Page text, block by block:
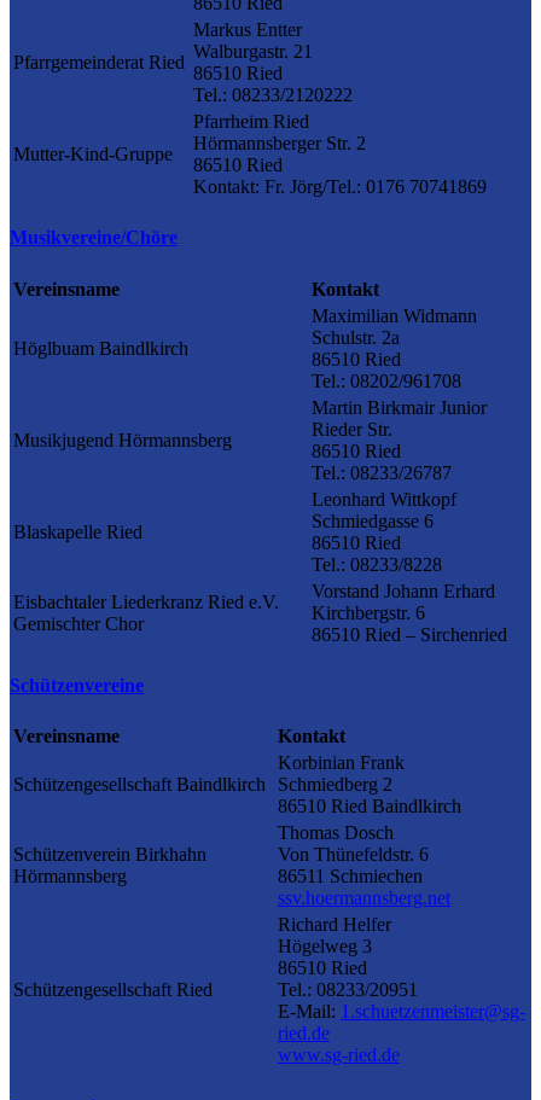
Pfarrgemeinderat Ried
Markus Entter
Walburgastr. 21
86510 Ried
Tel.: 08233/2120222
Mutter-Kind-Gruppe
Pfarrheim Ried
Hörmannsberger Str. 2
86510 Ried
Kontakt: Fr. Jörg/Tel.: 0176 70741869
Musikvereine/Chöre
Vereinsname Kontakt
Höglbuam Baindlkirch
Maximilian Widmann
Schulstr. 2a
86510 Ried
Tel.: 08202/961708
Musikjugend Hörmannsberg
Martin Birkmair Junior
Rieder Str.
86510 Ried
Tel.: 08233/26787
Blaskapelle Ried
Leonhard Wittkopf
Schmiedgasse 6
86510 Ried
Tel.: 08233/8228
Eisbachtaler Liederkranz Ried e.V.
Gemischter Chor
Vorstand Johann Erhard
Kirchbergstr. 6
86510 Ried – Sirchenried
Schützenvereine
Vereinsname Kontakt
Schützengesellschaft Baindlkirch
Korbinian Frank
Schmiedberg 2
86510 Ried Baindlkirch
Schützenverein Birkhahn
Hörmannsberg
Thomas Dosch
Von Thünefeldstr. 6
86511 Schmiechen
ssv.hoermannsberg.net
Schützengesellschaft Ried
Richard Helfer
Högelweg 3
86510 Ried
Tel.: 08233/20951
E-Mail: 1.schuetzenmeister@sg-
ried.de
www.sg-ried.de